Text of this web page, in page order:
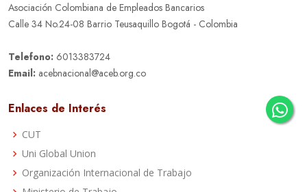
Asociación Colombiana de Empleados Bancarios
Calle 34 No.24-08 Barrio Teusaquillo Bogotá - Colombia
Telefono: 6013383724
Email: acebnacional@aceb.org.co
Enlaces de Interés
CUT
Uni Global Union
Organización Internacional de Trabajo